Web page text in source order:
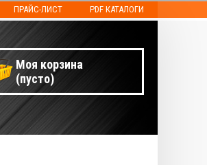
ПРАЙС-ЛИСТ PDF КАТАЛОГИ
Моя корзина
(пусто)